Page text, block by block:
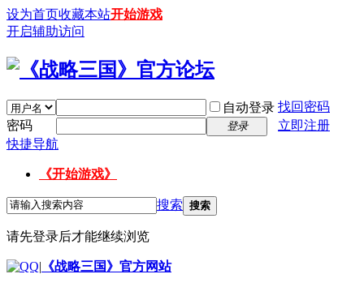
设为首页收藏本站开始游戏
开启辅助访问
自动登录 找回密码
密码
登录
立即注册
快捷导航
《开始游戏》
搜索 搜索
请先登录后才能继续浏览
| 《战略三国》官方网站